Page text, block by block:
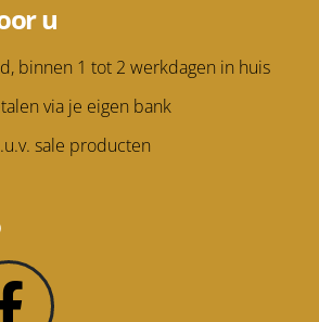
u
binnen 1 tot 2 werkdagen in huis
via je eigen bank
sale producten